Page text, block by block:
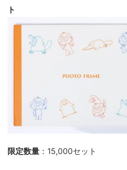
ト
限定数量 ：15,000セット